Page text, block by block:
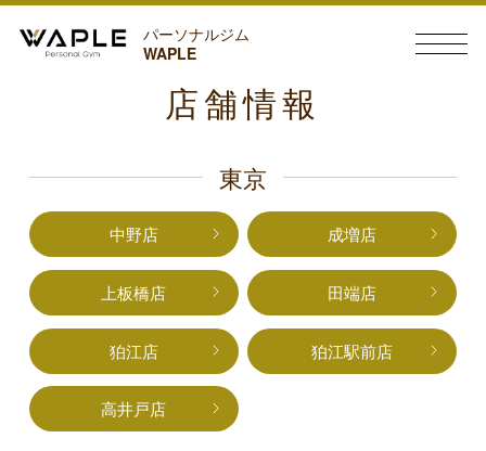
パーソナルジム
WAPLE
店舗情報
東京
中野店 成増店
上板橋店 田端店
狛江店 狛江駅前店
高井戸店